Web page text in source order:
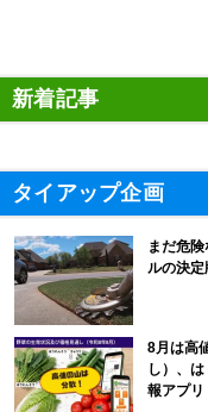
新着記事
タイアップ企画
まだ危
ルの決定
8月は高
し）、
報アプリ